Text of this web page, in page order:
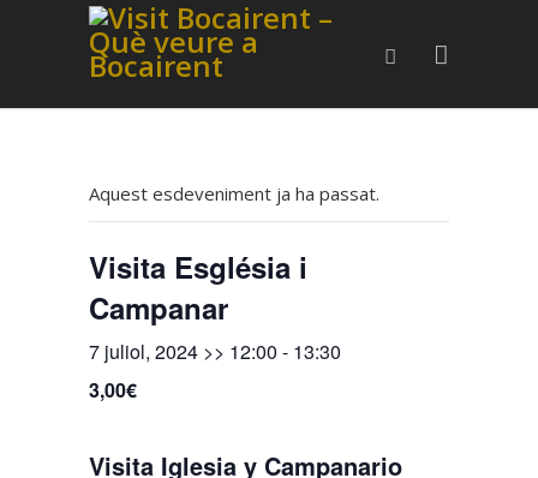
Aquest esdeveniment ja ha passat.
Visita Església i
Campanar
7 juliol, 2024 >> 12:00 - 13:30
3,00€
Visita Iglesia y Campanario